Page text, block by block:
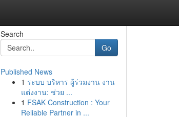
Search
Go
Published News
1 ระบบ บริหาร ผู้ร่วมงาน งาน
แต่งงาน: ช่วย ...
1 FSAK Construction : Your
Reliable Partner in ...